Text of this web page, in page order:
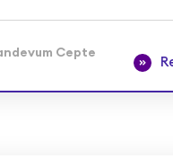
Cepte